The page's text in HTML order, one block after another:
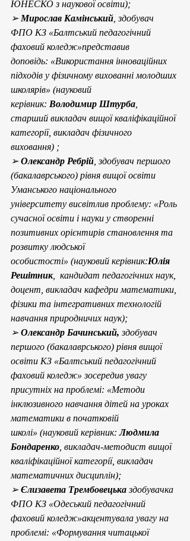
ЮНЕСКО з наукової освіти);
➢ Мирослав Камінський , здобувач
ФПО КЗ «Балтський педагогічний
фаховий коледж»представив
доповідь: «Використання інноваційних
підходів у фізичному вихованні молодших
школярів» (науковий
керівник: Володимир Штурба
старший викладач вищої кваліфікаційної
категорії, викладач фізичного
виховання) ;
➢ Олександр Ребрій , здобувач першого
(бакалаврського) рівня вищої освіти
Уманського національного
університету висвітлив проблему: «Роль
сучасної освіти і науки у створенні
позитивних орієнтирів становлення та
розвитку людської
особистості» (науковий керівник:Юлія
Решітник,  кандидат педагогічних наук,
доцент, викладач кафедри математики,
фізики та інтегративних технологій
навчання природничих наук);
➢ Олександр Бачинський, здобувач
першого (бакалаврського) рівня вищої
освіти КЗ «Балтський педагогічний
фаховий коледж» зосередив увагу
присутніх на проблемі: «Методи
інклюзивного навчання дітей на уроках
математики в початковій
школі» (науковий керівник: Людмила
Бондаренко , викладач-методист вищої
кваліфікаційної категорії, викладач
математичних дисциплін);
➢ Єлизавета Трембовецька здобувачка
ФПО КЗ «Одеський педагогічний
фаховий коледж»акцентувала увагу на
проблемі: «Формування читацької